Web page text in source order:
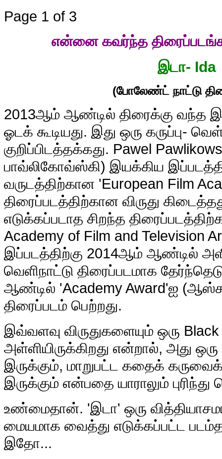
Page 1 of 3
என்னை கவர்ந்த
இடா- Ida
(போலேண்ட் நாட்டு
2013ஆம் ஆண்டில் திரைக்கு வந்த
ஓடக் கூடியது. இது ஒரு கருப்பு-
குறிப்பிடத்தக்கது. Pawel
பாவ்லிகோவ்ஸ்கி) இயக்கிய
வருடத்திற்கான 'European Film
திரைப்படத்திற்கான விருது
எடுக்கப்படாத சிறந்த
Academy of Film and Television
இப்படத்திற்கு 2014ஆம் ஆண்டில்
வெளிநாட்டு திரைப்படமாக
ஆண்டில் 'Academy Award'ஐ
திரைப்படம் பெற்றது.
இவ்வளவு விருதுகளையும் ஒரு
அள்ளியிருக்கிறது என்றால், அது ஒரு
இருக்கும், மாறுபட்ட கதைக்
இருக்கும் என்பதை யாராலும்
உண்மைதான். 'இடா' ஒரு
மையமாக வைத்து எடுக்கப்பட்ட
இதோ...